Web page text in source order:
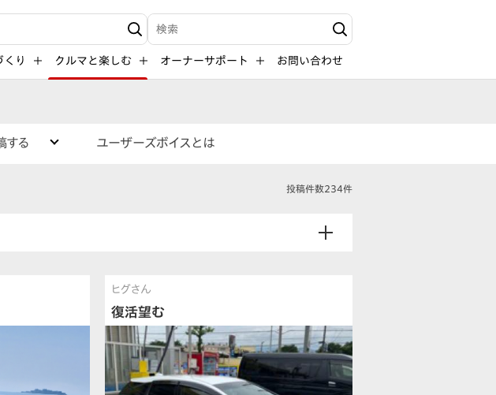
ド入力 検索キーワード入力
り クルマと楽しむ オーナーサポート お問い合わせ
する ユーザーズボイスとは
投稿件数234件
ヒグさん
復活望む